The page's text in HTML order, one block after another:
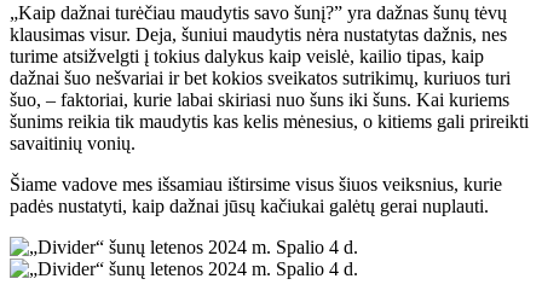
„Kaip dažnai turėčiau maudytis savo šunį?” yra dažnas šunų tėvų
klausimas visur. Deja, šuniui maudytis nėra nustatytas dažnis, nes
turime atsižvelgti į tokius dalykus kaip veislė, kailio tipas, kaip
dažnai šuo nešvariai ir bet kokios sveikatos sutrikimų, kuriuos turi
šuo, – faktoriai, kurie labai skiriasi nuo šuns iki šuns. Kai kuriems
šunims reikia tik maudytis kas kelis mėnesius, o kitiems gali prireikti
savaitinių vonių.
Šiame vadove mes išsamiau ištirsime visus šiuos veiksnius, kurie
padės nustatyti, kaip dažnai jūsų kačiukai galėtų gerai nuplauti.